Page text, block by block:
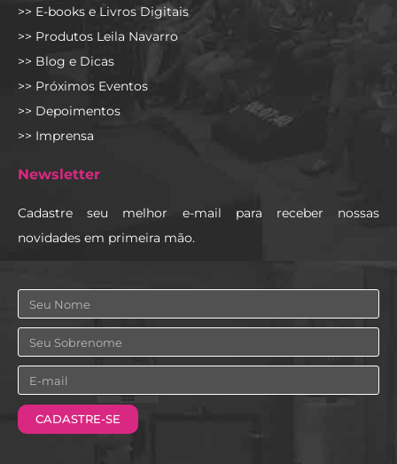
>> E-books e Livros Digitais
>> Produtos Leila Navarro
>> Blog e Dicas
>> Próximos Eventos
>> Depoimentos
>> Imprensa
Newsletter
Cadastre seu melhor e-mail para receber nossas
novidades em primeira mão.
Nome
Sobrenome
Email
CADASTRE-SE